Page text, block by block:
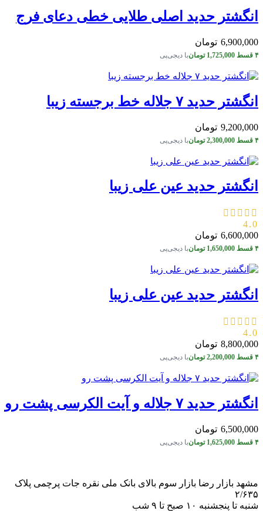
انگشتر حدید اصلی طلایی خطی دعای فرج
6,900,000 تومان
۴ قسط 1,725,000 تومانبا دیجی‌پی
انگشتر حدید ۷ جلاله خط برجسته زیبا
9,200,000 تومان
۴ قسط 2,300,000 تومانبا دیجی‌پی
انگشتر حدید عین علی زیبا
4.0
6,600,000 تومان
۴ قسط 1,650,000 تومانبا دیجی‌پی
انگشتر حدید عین علی زیبا
4.0
8,800,000 تومان
۴ قسط 2,200,000 تومانبا دیجی‌پی
انگشتر حدید ۷ جلاله و آیت الکرسی پشت رو
6,500,000 تومان
۴ قسط 1,625,000 تومانبا دیجی‌پی
مشهد بازار رضا بازار سوم بالای بانک ملی نقره جات پرچمی پلاک
۲/۶۳۵
شنبه تا پنجشنبه ۱۰ صبح تا ۹ شب